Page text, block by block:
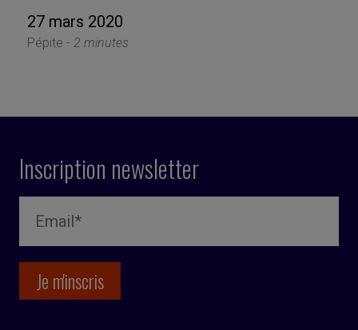
27 mars 2020
Pépite - 2 minutes
Inscription newsletter